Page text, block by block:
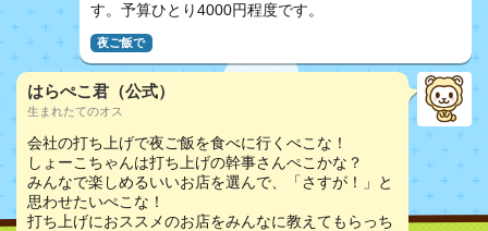
す。予算ひとり4000円程度です。
夜ご飯で
はらぺこ君（公式）
生まれたてのオス
会社の打ち上げで夜ご飯を食べに行くぺこな！
しょーこちゃんは打ち上げの幹事さんぺこかな？
みんなで楽しめるいいお店を選んで、「さすが！」と
思わせたいぺこな！
打ち上げにおススメのお店をみんなに教えてもらっち